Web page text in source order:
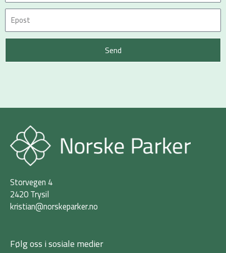
Send
Storvegen 4
2420 Trysil
kristian@norskeparker.no
Følg oss i sosiale medier